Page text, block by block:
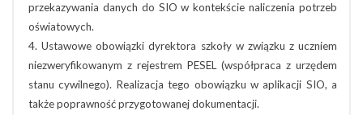
przekazywania danych do SIO w kontekście naliczenia potrzeb
oświatowych.
4. Ustawowe obowiązki dyrektora szkoły w związku z uczniem
niezweryfikowanym z rejestrem PESEL (współpraca z urzędem
stanu cywilnego). Realizacja tego obowiązku w aplikacji SIO, a
także poprawność przygotowanej dokumentacji.